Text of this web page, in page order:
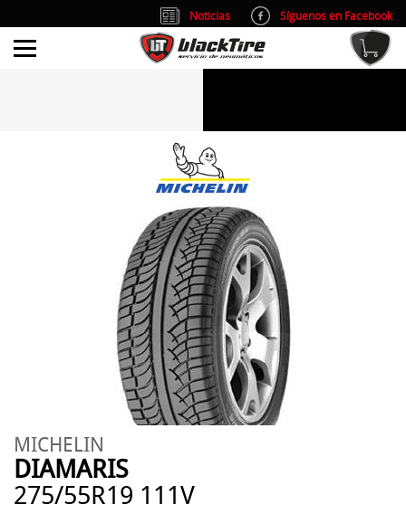
MICHELIN
DIAMARIS
275/55R19 111V
Noticias
Síguenos en Facebook
info@blacktire.es
Atención al cliente: L/V 9:00-14:00 y 15:00-19:00